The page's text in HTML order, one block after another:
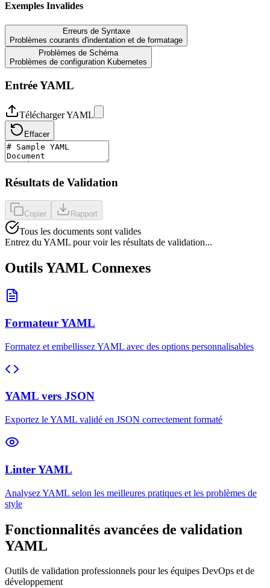
Exemples Invalides
Erreurs de Syntaxe
Problèmes courants d'indentation et de formatage
Problèmes de Schéma
Problèmes de configuration Kubernetes
Entrée YAML
Télécharger YAML
Effacer
Résultats de Validation
Copier Rapport
Tous les documents sont valides
Entrez du YAML pour voir les résultats de validation...
Outils YAML Connexes
Formateur YAML
Formatez et embellissez YAML avec des options personnalisables
YAML vers JSON
Exportez le YAML validé en JSON correctement formaté
Linter YAML
Analysez YAML selon les meilleures pratiques et les problèmes de
style
Fonctionnalités avancées de validation
YAML
Outils de validation professionnels pour les équipes DevOps et de
développement